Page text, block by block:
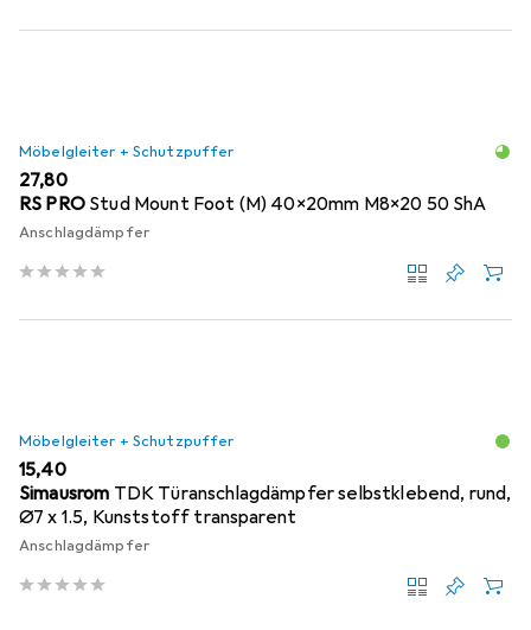
Möbelgleiter + Schutzpuffer
EUR
27,80
RS PRO Stud Mount Foot (M) 40x20mm M8x20 50 ShA
Anschlagdämpfer
Möbelgleiter + Schutzpuffer
EUR
15,40
Simausrom TDK Türanschlagdämpfer selbstklebend, rund,
Ø7 x 1.5, Kunststoff transparent
Anschlagdämpfer